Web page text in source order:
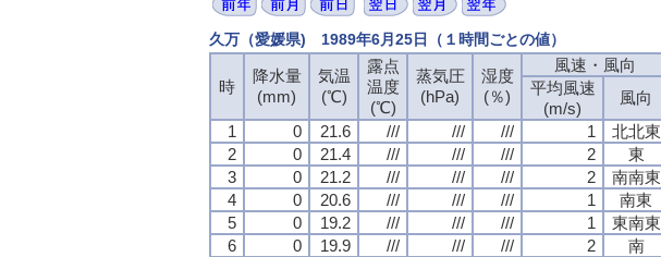
久万（愛媛県) 1989年6月25日（１時間ごとの値）
時
降水量
(mm)
気温
(℃)
露点
温度
(℃)
蒸気圧
(hPa)
湿度
(％)
風速・風向
平均風速
(m/s)
風向
1
0 21.6 /// /// /// 1 北北東
2
0 21.4 /// /// /// 2 東
3
0 21.2 /// /// /// 2 南南東
4
0 20.6 /// /// /// 1 南東
5
0 19.2 /// /// /// 1 東南東
6
0 19.9 /// /// /// 2 南